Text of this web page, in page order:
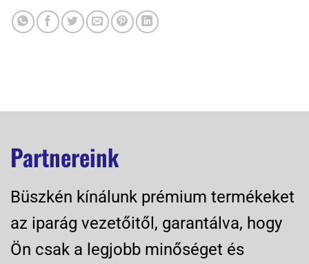
Partnereink
Büszkén kínálunk prémium termékeket
az iparág vezetőitől, garantálva, hogy
Ön csak a legjobb minőséget és